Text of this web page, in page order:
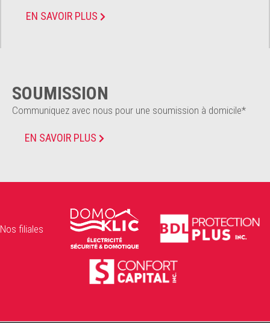
EN SAVOIR PLUS
SOUMISSION
Communiquez avec nous pour une soumission à domicile*
EN SAVOIR PLUS
Nos filiales